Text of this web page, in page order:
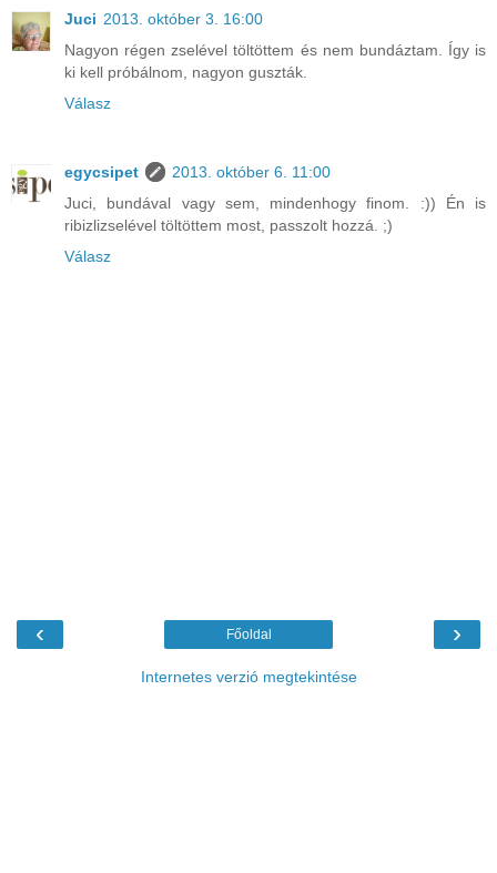
Juci 2013. október 3. 16:00
Nagyon régen zselével töltöttem és nem bundáztam. Így is
ki kell próbálnom, nagyon guszták.
Válasz
egycsipet
2013. október 6. 11:00
Juci, bundával vagy sem, mindenhogy finom. :)) Én is
ribizlizselével töltöttem most, passzolt hozzá. ;)
Válasz
‹ ›
Főoldal
Internetes verzió megtekintése